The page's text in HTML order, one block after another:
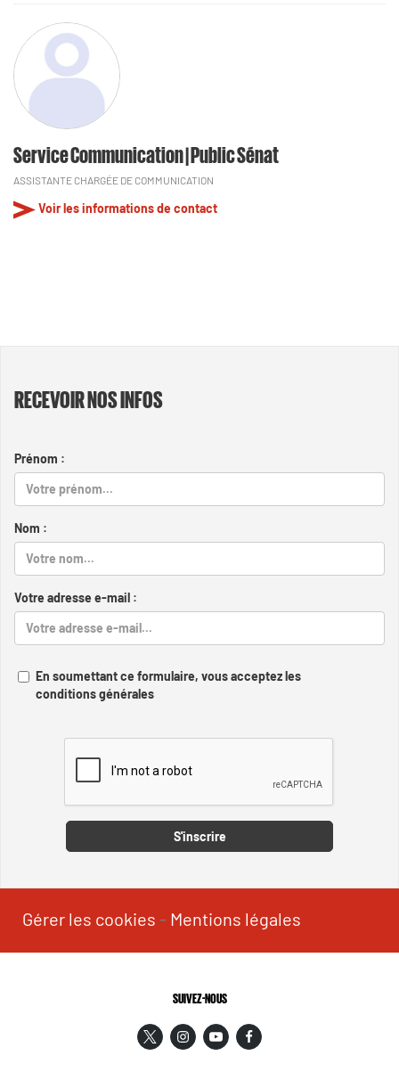
Service Communication | Public Sénat
ASSISTANTE CHARGÉE DE COMMUNICATION
Voir les informations de contact
RECEVOIR NOS INFOS
Prénom :
Nom :
Votre adresse e-mail :
En soumettant ce formulaire, vous acceptez les
conditions générales
S'inscrire
Gérer les cookies - Mentions légales
SUIVEZ-NOUS